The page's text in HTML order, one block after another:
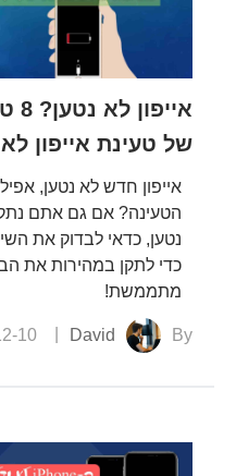
של טעינת אייפון
אייפון חדש לא נטען,
הטעינה? אם גם אתם
נטען, כדאי לבדוק את
כדי לתקן במהירות את
מתממשת!
By
David
10